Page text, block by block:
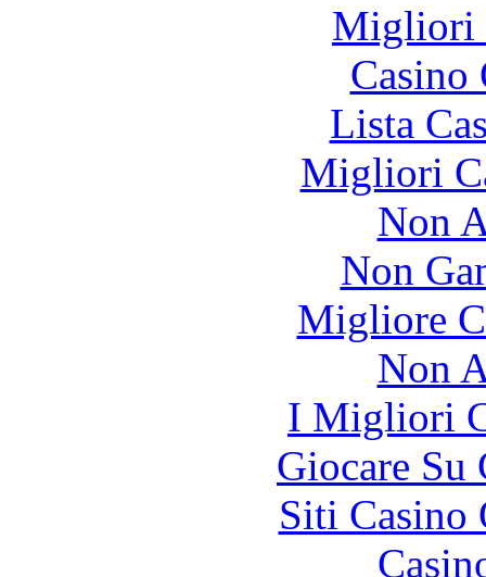
Migliori
Lista
Migliori
Non
Non
Migliore
Non
I Migliori
Giocare Su
Siti Casino